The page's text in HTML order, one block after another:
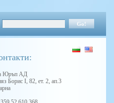
Юръп АД
Борис I, 82, ет. 2, ап.3